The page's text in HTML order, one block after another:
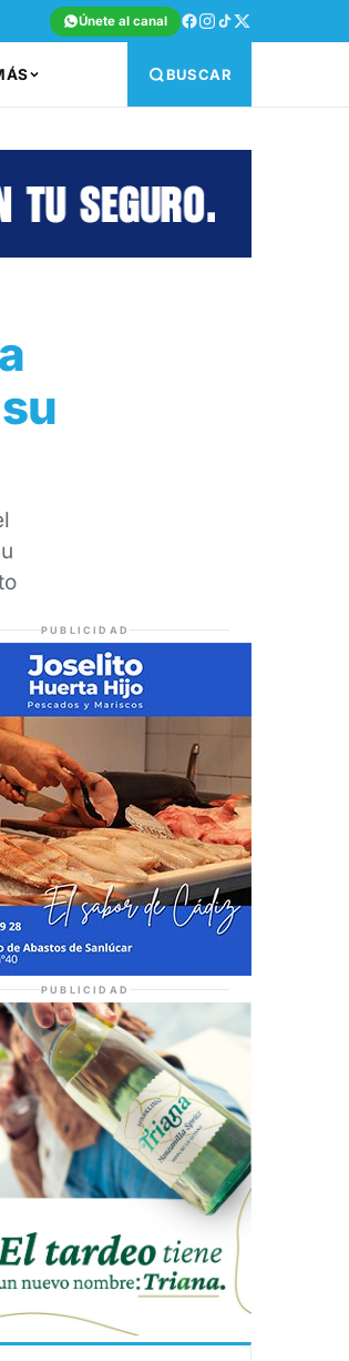
Únete al canal
BUSCAR
PUBLICIDAD
PUBLICIDAD